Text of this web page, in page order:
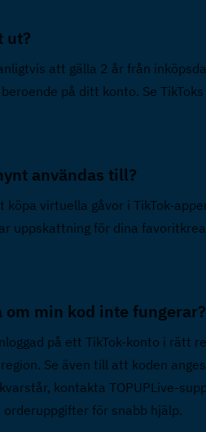
ut?
att gälla 2 år från
på ditt konto. Se
användas till?
köpa virtuella gåvor i TikTok-
uppskattning för dina
om min kod inte fungerar?
på ett TikTok-konto i rätt
Se även till att koden
orderuppgifter för snabb hjälp.